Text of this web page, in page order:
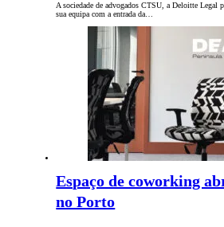
A sociedade de advogados CTSU, a Deloitte Legal
sua equipa com a entrada da…
Espaço de coworking
no Porto